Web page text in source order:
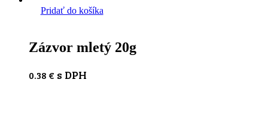
Pridať do košíka
Zázvor mletý 20g
0.38 € s DPH